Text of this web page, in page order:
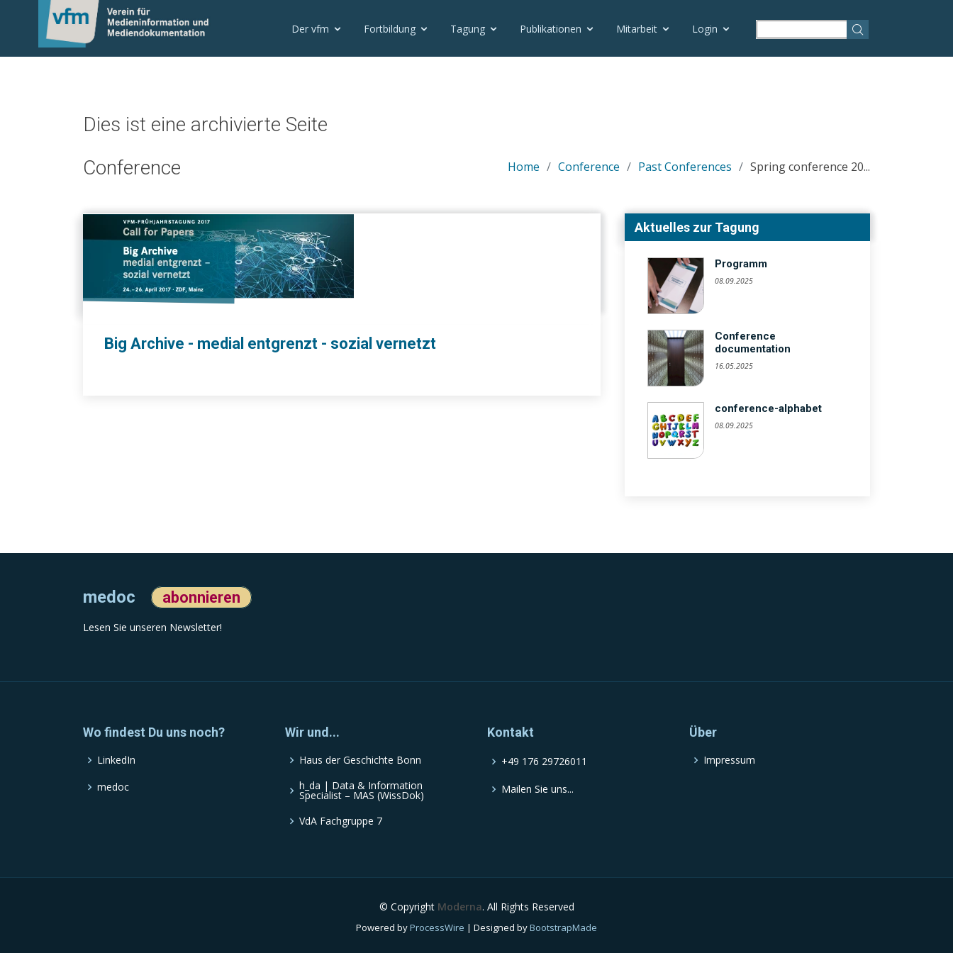
Der vfm Fortbildung Tagung Publikationen Mitarbeit Login
Dies ist eine archivierte Seite
Conference
Home Conference Past Conferences Spring conference 20...
Big Archive - medial entgrenzt - sozial vernetzt
Aktuelles zur Tagung
Programm
08.09.2025
Conference
documentation
16.05.2025
conference-alphabet
08.09.2025
medoc abonnieren
Lesen Sie unseren Newsletter!
Wo findest Du uns noch?
LinkedIn
medoc
Wir und...
Haus der Geschichte Bonn
h_da | Data & Information
Specialist – MAS (WissDok)
VdA Fachgruppe 7
Kontakt
+49 176 29726011
Mailen Sie uns...
Über
Impressum
© Copyright Moderna. All Rights Reserved
Powered byProcessWire | Designed byBootstrapMade